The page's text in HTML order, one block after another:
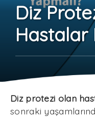
Diz
Hastalar
Diz protezi olan
sonraki